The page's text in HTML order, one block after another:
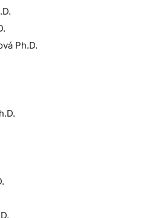
Ph.D.